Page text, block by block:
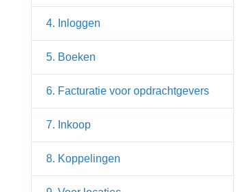
4. Inloggen
5. Boeken
6. Facturatie voor opdrachtgevers
7. Inkoop
8. Koppelingen